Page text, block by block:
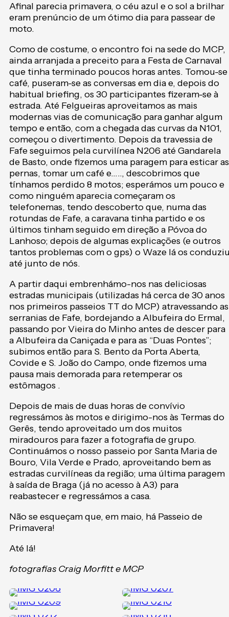
Afinal parecia primavera, o céu azul e o sol a brilhar
eram prenúncio de um ótimo dia para passear de
moto.
Como de costume, o encontro foi na sede do MCP,
ainda arranjada a preceito para a Festa de Carnaval
que tinha terminado poucos horas antes. Tomou-se
café, puseram-se as conversas em dia e, depois do
habitual briefing, os 30 participantes fizeram-se à
estrada. Até Felgueiras aproveitamos as mais
modernas vias de comunicação para ganhar algum
tempo e então, com a chegada das curvas da N101,
começou o divertimento. Depois da travessia de
Fafe seguimos pela curvilínea N206 até Gandarela
de Basto, onde fizemos uma paragem para esticar as
pernas, tomar um café e….., descobrimos que
tínhamos perdido 8 motos; esperámos um pouco e
como ninguém aparecia começaram os
telefonemas, tendo descoberto que, numa das
rotundas de Fafe, a caravana tinha partido e os
últimos tinham seguido em direção a Póvoa do
Lanhoso; depois de algumas explicações (e outros
tantos problemas com o gps) o Waze lá os
até junto de nós.
A partir daqui embrenhámo-nos nas deliciosas
estradas municipais (utilizadas há cerca de 30 anos
nos primeiros passeios TT do MCP) atravessando as
serranias de Fafe, bordejando a Albufeira do Ermal,
passando por Vieira do Minho antes de descer para
a Albufeira da Caniçada e para as “Duas Pontes”;
subimos então para S. Bento da Porta Aberta,
Covide e S. João do Campo, onde fizemos uma
pausa mais demorada para retemperar os
estômagos .
Depois de mais de duas horas de convívio
regressámos às motos e dirigimo-nos às Termas do
Gerês, tendo aproveitado um dos muitos
miradouros para fazer a fotografia de grupo.
Continuámos o nosso passeio por Santa Maria de
Bouro, Vila Verde e Prado, aproveitando bem as
estradas curvilíneas da região; uma última paragem
à saída de Braga (já no acesso à A3) para
reabastecer e regressámos a casa.
Não se esqueçam que, em maio, há Passeio de
Primavera!
Até lá!
fotografias Craig Morfitt e MCP